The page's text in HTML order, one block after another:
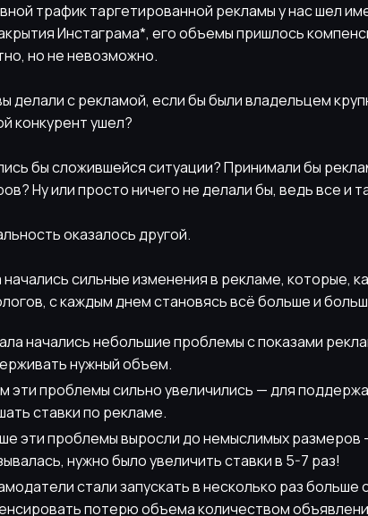
трафик таргетированной рекламы у нас шел
Инстаграма*, его объемы пришлось
но не невозможно.
делали с рекламой, если бы были владельцем
конкурент ушел?
бы сложившейся ситуации? Принимали бы
Ну или просто ничего не делали бы, ведь все и
оказалось другой.
сильные изменения в рекламе, которые,
с каждым днем становясь всё больше и
начались небольшие проблемы с показами
нужный объем.
эти проблемы сильно увеличились — для
ставки по рекламе.
эти проблемы выросли до немыслимых размеров
нужно было увеличить ставки в 5-7 раз!
стали запускать в несколько раз больше
потерю объема количеством